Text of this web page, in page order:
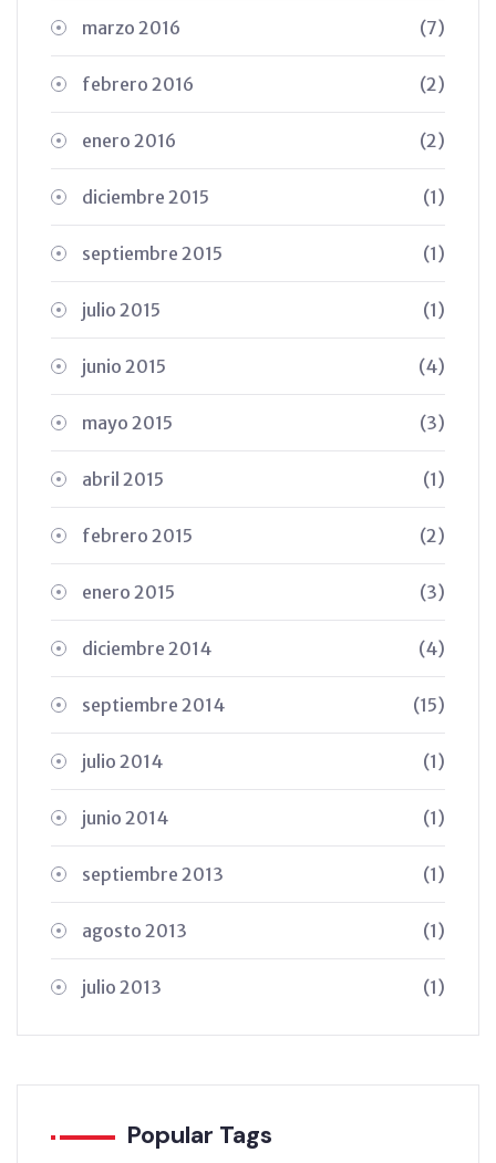
marzo 2016 (7)
febrero 2016 (2)
enero 2016 (2)
diciembre 2015 (1)
septiembre 2015 (1)
julio 2015 (1)
junio 2015 (4)
mayo 2015 (3)
abril 2015 (1)
febrero 2015 (2)
enero 2015 (3)
diciembre 2014 (4)
septiembre 2014 (15)
julio 2014 (1)
junio 2014 (1)
septiembre 2013 (1)
agosto 2013 (1)
julio 2013 (1)
Popular Tags